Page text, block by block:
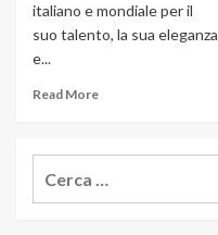
italiano e mondiale per il
suo talento, la sua eleganza
e...
Read More